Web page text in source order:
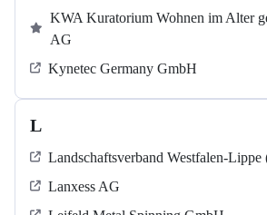
KWA Kuratorium Wohnen im Alter
AG
Kynetec Germany GmbH
L
Landschaftsverband Westfalen-
Lanxess AG